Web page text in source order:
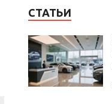
СТАТЬИ